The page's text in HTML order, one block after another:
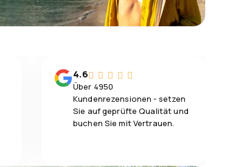
4.6
Über 4950
Kundenrezensionen - setzen
Sie auf geprüfte Qualität und
buchen Sie mit Vertrauen.